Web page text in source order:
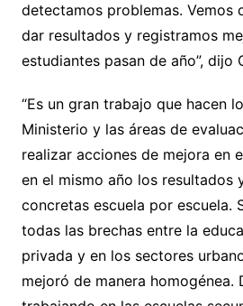
detectamos problemas. Vemos
dar resultados y registramos
estudiantes pasan de año”, dijo
“Es un gran trabajo que hacen
Ministerio y las áreas de
realizar acciones de mejora en
en el mismo año los resultados
concretas escuela por escuela.
todas las brechas entre la
privada y en los sectores
mejoró de manera homogénea.